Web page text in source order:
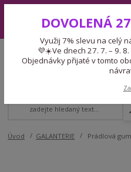
7. – 9. 8. 2026 čerpáme
odešleme ihned
Expedice 775 866 913
Po-Čt 9-15:30 Pá 9-14:30 Pauza 13-
Úvod GALANTERIE Prádlová
DOVOLENÁ
Využij 7% slevu na celý
💜☀️Ve dnech 27. 7. – 9.
Objednávky přijaté v tomto